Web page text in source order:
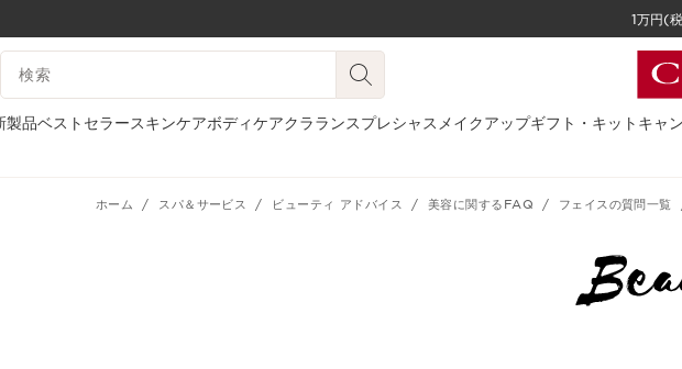
コンテンツへ移動
1万円(
検索候補
製品ベストセラースキンケアボディケアクラランスプレシャス メイクアップギフト・キット キャ
ホーム スパ＆サービス ビューティ アドバイス 美容に関するFAQ フェイスの質問一覧